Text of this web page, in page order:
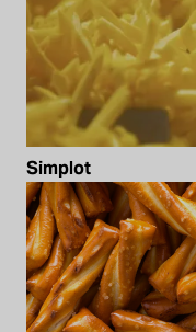
Simplot